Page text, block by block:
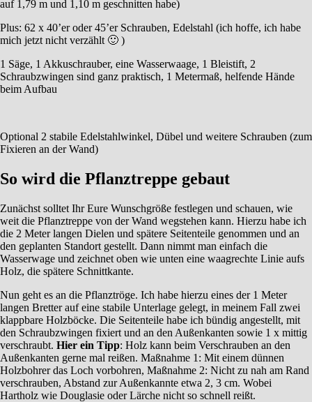
auf 1,79 m und 1,10 m geschnitten habe)
Plus: 62 x 40’er oder 45’er Schrauben, Edelstahl (ich hoffe, ich habe
mich jetzt nicht verzählt 🙂 )
1 Säge, 1 Akkuschrauber, eine Wasserwaage, 1 Bleistift, 2
Schraubzwingen sind ganz praktisch, 1 Metermaß, helfende Hände
beim Aufbau
Optional 2 stabile Edelstahlwinkel, Dübel und weitere Schrauben (zum
Fixieren an der Wand)
So wird die Pflanztreppe gebaut
Zunächst solltet Ihr Eure Wunschgröße festlegen und schauen, wie
weit die Pflanztreppe von der Wand wegstehen kann. Hierzu habe ich
die 2 Meter langen Dielen und spätere Seitenteile genommen und an
den geplanten Standort gestellt. Dann nimmt man einfach die
Wasserwage und zeichnet oben wie unten eine waagrechte Linie aufs
Holz, die spätere Schnittkante.
Nun geht es an die Pflanztröge. Ich habe hierzu eines der 1 Meter
langen Bretter auf eine stabile Unterlage gelegt, in meinem Fall zwei
klappbare Holzböcke. Die Seitenteile habe ich bündig angestellt, mit
den Schraubzwingen fixiert und an den Außenkanten sowie 1 x mittig
verschraubt. Hier ein Tipp: Holz kann beim Verschrauben an den
Außenkanten gerne mal reißen. Maßnahme 1: Mit einem dünnen
Holzbohrer das Loch vorbohren, Maßnahme 2: Nicht zu nah am Rand
verschrauben, Abstand zur Außenkannte etwa 2, 3 cm. Wobei
Hartholz wie Douglasie oder Lärche nicht so schnell reißt.